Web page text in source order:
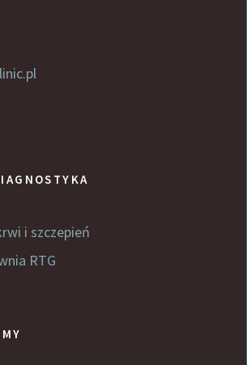
i szczepień
RTG